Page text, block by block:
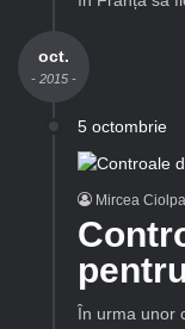
oct.
- 2015 -
5 octombrie
Mircea
În urma unor